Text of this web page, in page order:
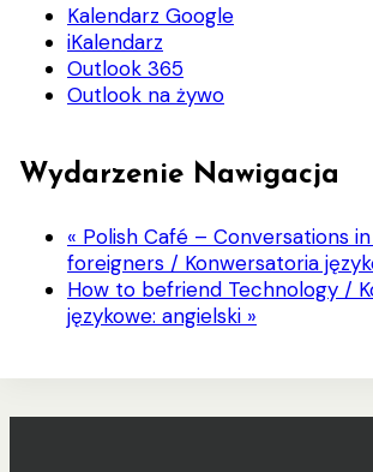
Kalendarz Google
iKalendarz
Outlook 365
Outlook na żywo
Wydarzenie Nawigacja
« Polish Café – Conversations
foreigners / Konwersatoria
How to befriend Technology /
językowe: angielski »